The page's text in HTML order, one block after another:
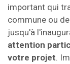
important qui
commune ou
jusqu'à
attention
votre projet.